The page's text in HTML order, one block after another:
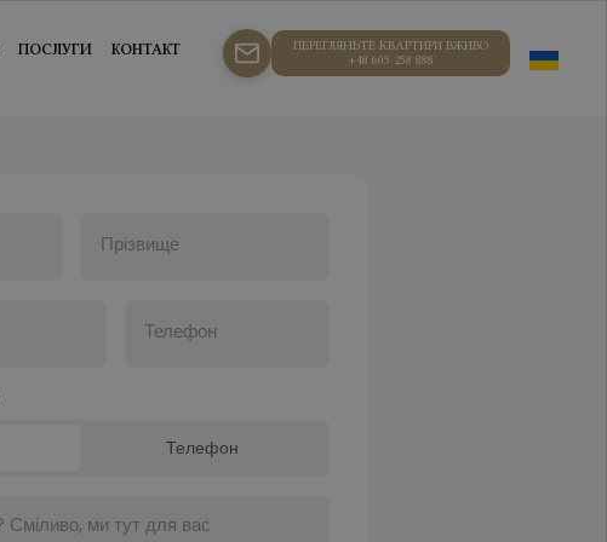
ПЕРЕГЛЯНЬТЕ КВАРТИРИ ВЖИВО
+48 605 258 888
ПОСЛУГИ КОНТАКТ
Прізвище
Телефон
Телефон